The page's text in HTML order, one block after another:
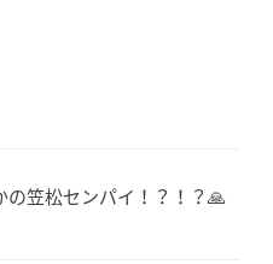
笠松センパイ！？！？🙏